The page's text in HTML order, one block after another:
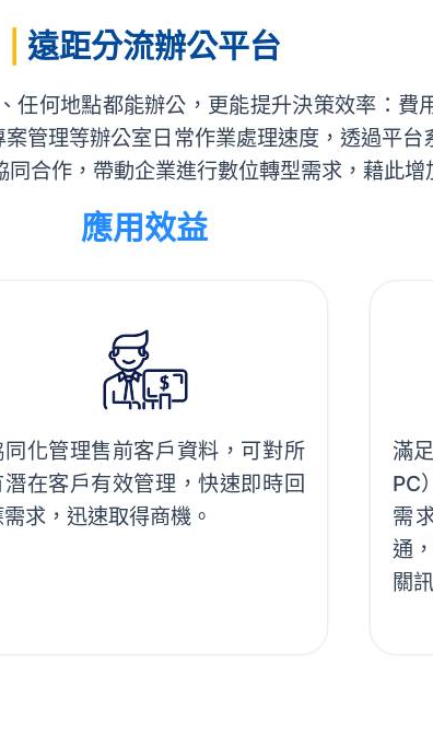
遠距分流辦公平台
何地點都能辦公，更能提升決策效率：費
管理等辦公室日常作業處理速度，透過平
合作，帶動企業進行數位轉型需求，藉此增
應用效益
同化管理售前客戶資料，可對所
潛在客戶有效管理，快速即時回
需求，迅速取得商機。
滿
PC
需
通
關